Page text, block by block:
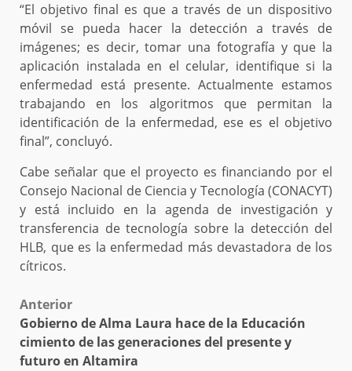
“El objetivo final es que a través de un dispositivo
móvil se pueda hacer la detección a través de
imágenes; es decir, tomar una fotografía y que la
aplicación instalada en el celular, identifique si la
enfermedad está presente. Actualmente estamos
trabajando en los algoritmos que permitan la
identificación de la enfermedad, ese es el objetivo
final”, concluyó.
Cabe señalar que el proyecto es financiando por el
Consejo Nacional de Ciencia y Tecnología (CONACYT)
y está incluido en la agenda de investigación y
transferencia de tecnología sobre la detección del
HLB, que es la enfermedad más devastadora de los
cítricos.
Post
navigation
Anterior
Gobierno de Alma Laura hace de la Educación
cimiento de las generaciones del presente y
futuro en Altamira